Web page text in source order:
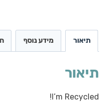
תיאור מידע נוסף
תיאור
I’m Recycled!